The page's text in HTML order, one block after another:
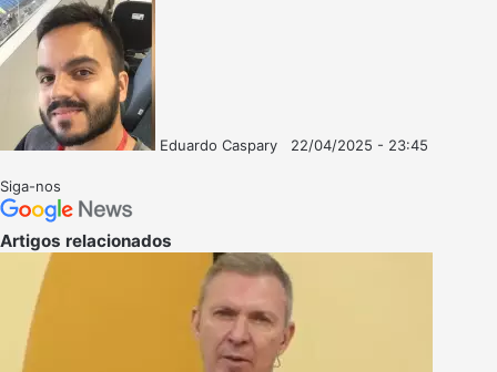
Eduardo Caspary
22/04/2025 - 23:45
Siga-nos
Artigos relacionados